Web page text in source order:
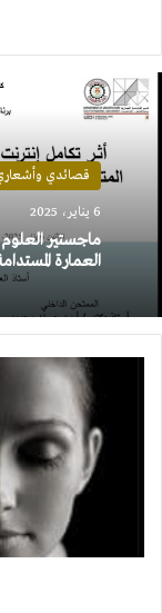
قصائدي
6 يناير، 2025
ماجستير
العمارة